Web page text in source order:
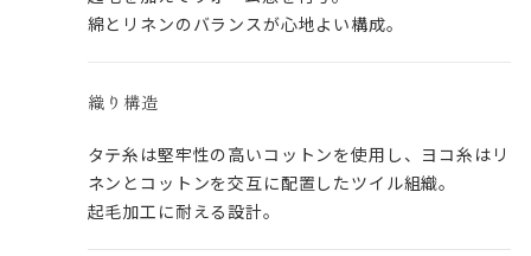
綿とリネンのバランスが心地よい構成。
織り構造
タテ糸は堅牢性の高いコットンを使用し、ヨコ糸はリ
ネンとコットンを交互に配置したツイル組織。
起毛加工に耐える設計。